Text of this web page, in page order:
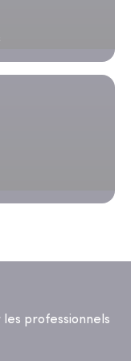
les professionnels